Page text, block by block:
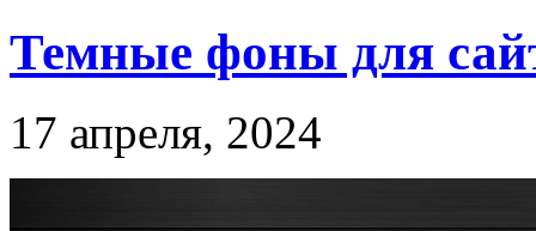
Темные фоны для
17 апреля, 2024